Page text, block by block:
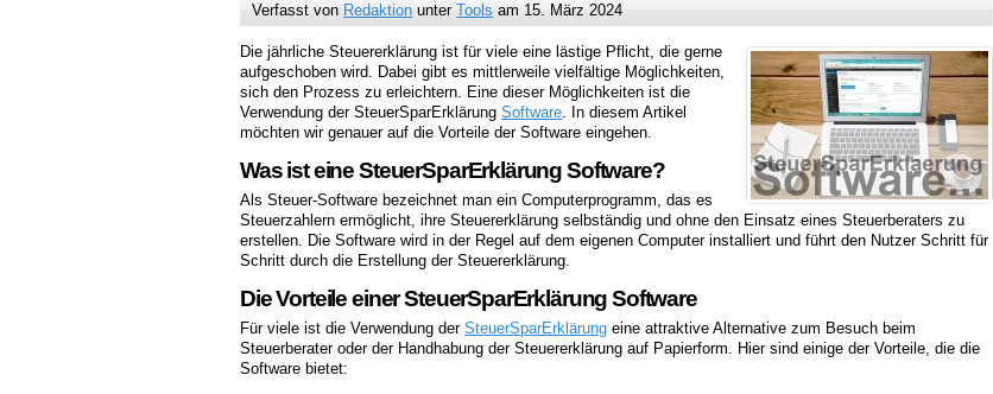
Verfasst von Redaktion unterTools am 15. März 2024
Die jährliche Steuererklärung ist für viele eine lästige Pflicht, die gerne
aufgeschoben wird. Dabei gibt es mittlerweile vielfältige Möglichkeiten,
sich den Prozess zu erleichtern. Eine dieser Möglichkeiten ist die
Verwendung der SteuerSparErklärung Software. In diesem Artikel
möchten wir genauer auf die Vorteile der Software eingehen.
Was ist eine SteuerSparErklärung Software?
Als Steuer-Software bezeichnet man ein Computerprogramm, das es
Steuerzahlern ermöglicht, ihre Steuererklärung selbständig und ohne den Einsatz eines Steuerberaters zu
erstellen. Die Software wird in der Regel auf dem eigenen Computer installiert und führt den Nutzer Schritt für
Schritt durch die Erstellung der Steuererklärung.
Die Vorteile einer SteuerSparErklärung Software
Für viele ist die Verwendung der SteuerSparErklärung eine attraktive Alternative zum Besuch beim
Steuerberater oder der Handhabung der Steuererklärung auf Papierform. Hier sind einige der Vorteile, die die
Software bietet: